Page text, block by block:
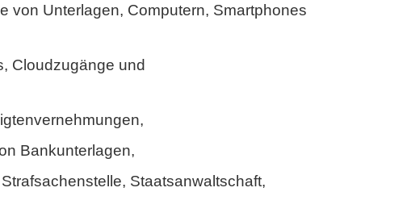
von Unterlagen, Computern, Smartphones
Cloudzugänge und
Bankunterlagen,
Staatsanwaltschaft,